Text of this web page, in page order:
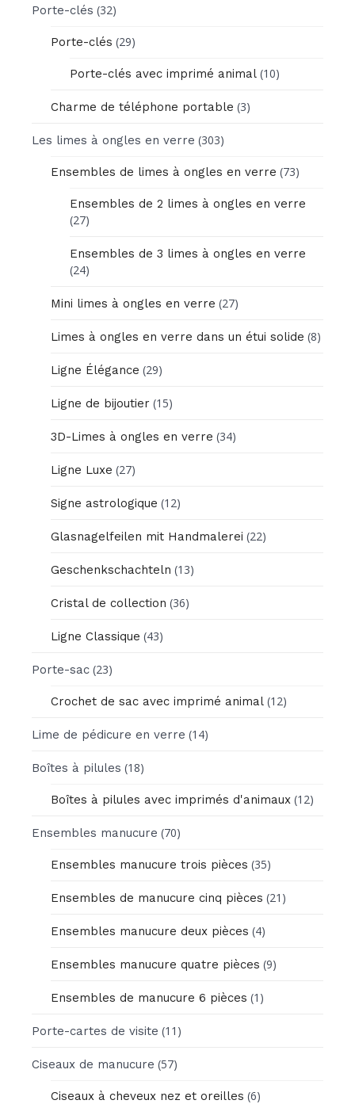
Porte-clés (32)
Porte-clés (29)
Porte-clés avec imprimé animal (10)
Charme de téléphone portable (3)
Les limes à ongles en verre (303)
Ensembles de limes à ongles en verre (73)
Ensembles de 2 limes à ongles en verre
(27)
Ensembles de 3 limes à ongles en verre
(24)
Mini limes à ongles en verre (27)
Limes à ongles en verre dans un étui solide (8)
Ligne Élégance (29)
Ligne de bijoutier (15)
3D-Limes à ongles en verre (34)
Ligne Luxe (27)
Signe astrologique (12)
Glasnagelfeilen mit Handmalerei (22)
Geschenkschachteln (13)
Cristal de collection (36)
Ligne Classique (43)
Porte-sac (23)
Crochet de sac avec imprimé animal (12)
Lime de pédicure en verre (14)
Boîtes à pilules (18)
Boîtes à pilules avec imprimés d'animaux (12)
Ensembles manucure (70)
Ensembles manucure trois pièces (35)
Ensembles de manucure cinq pièces (21)
Ensembles manucure deux pièces (4)
Ensembles manucure quatre pièces (9)
Ensembles de manucure 6 pièces (1)
Porte-cartes de visite (11)
Ciseaux de manucure (57)
Ciseaux à cheveux nez et oreilles (6)